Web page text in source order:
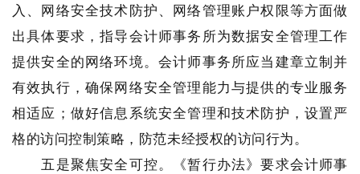
入、网络安全技术防护、网络管理账户权限等方面做
出具体要求，指导会计师事务所为数据安全管理工作
提供安全的网络环境。会计师事务所应当建章立制并
有效执行，确保网络安全管理能力与提供的专业服务
相适应；做好信息系统安全管理和技术防护，设置严
格的访问控制策略，防范未经授权的访问行为。
五是聚焦安全可控。《暂行办法》要求会计师事